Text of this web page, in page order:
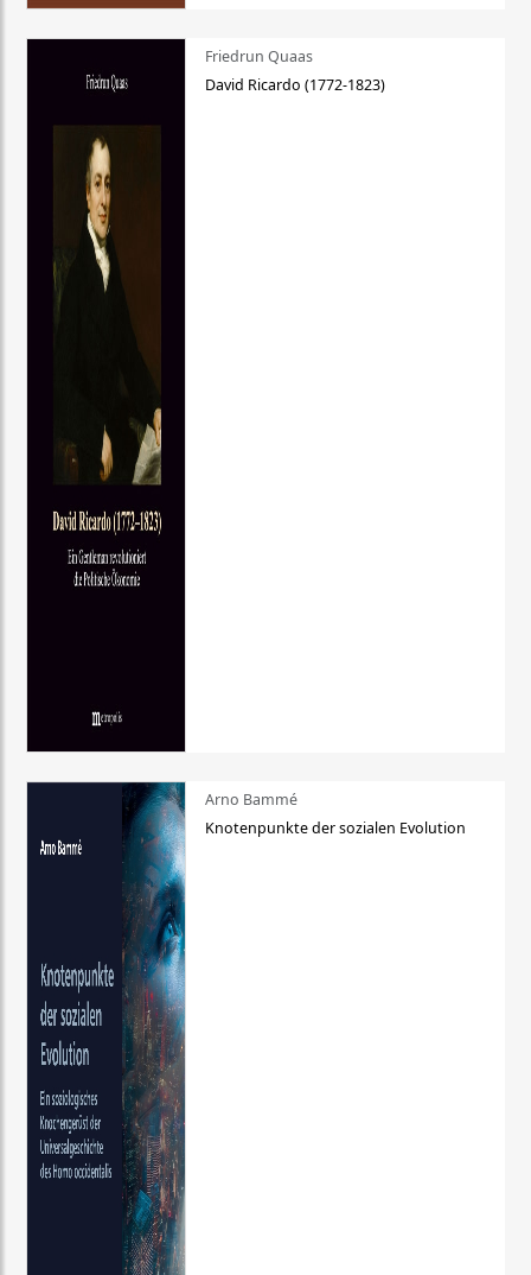
Friedrun Quaas
David Ricardo (1772-1823)
Arno Bammé
Knotenpunkte der sozialen Evolution